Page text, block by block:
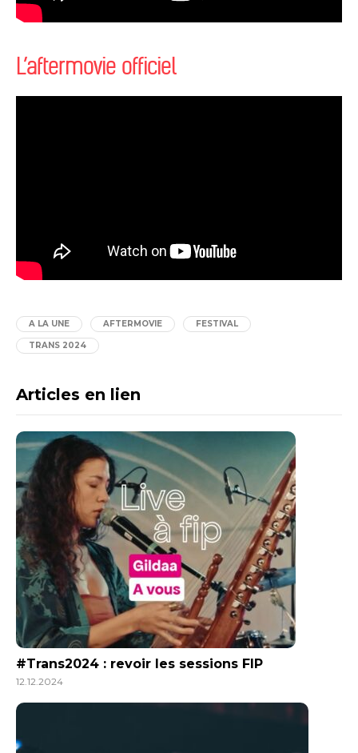
L’aftermovie officiel
A LA UNE AFTERMOVIE FESTIVAL
TRANS 2024
Articles en lien
#Trans2024 : revoir les sessions FIP
12.12.2024